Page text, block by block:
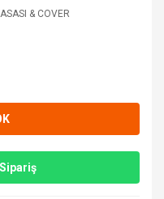
& COVER